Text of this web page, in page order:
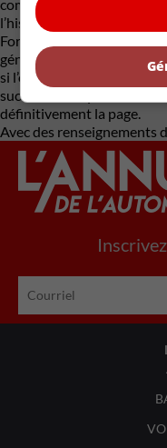
complètement sa
l’histoire comme un
Ford d’apprendre de ses
génération de véhicules
si l’ovale bleu offrira une
succès électrique moderne
définitivement la page.
Avec des renseignements